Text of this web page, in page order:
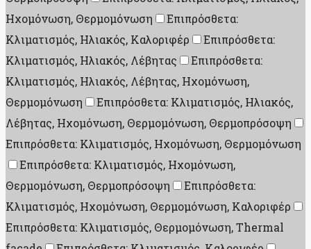
Ηχομόνωση, Θερμομόνωση
Επιπρόσθετα:
Κλιματισμός, Ηλιακός, Καλοριφέρ
Επιπρόσθετα:
Κλιματισμός, Ηλιακός, Λέβητας
Επιπρόσθετα:
Κλιματισμός, Ηλιακός, Λέβητας, Ηχομόνωση,
Θερμομόνωση
Επιπρόσθετα: Κλιματισμός, Ηλιακός,
Λέβητας, Ηχομόνωση, Θερμομόνωση, Θερμοπρόσοψη
Επιπρόσθετα: Κλιματισμός, Ηχομόνωση, Θερμομόνωση
Επιπρόσθετα: Κλιματισμός, Ηχομόνωση,
Θερμομόνωση, Θερμοπρόσοψη
Επιπρόσθετα:
Κλιματισμός, Ηχομόνωση, Θερμομόνωση, Καλοριφέρ
Επιπρόσθετα: Κλιματισμός, Θερμομόνωση, Thermal